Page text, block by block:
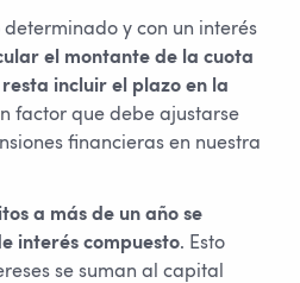
y con un interés
el montante de la cuota
incluir el plazo en la
factor que debe ajustarse
financieras en nuestra
a más de un año se
interés compuesto. Esto
se suman al capital